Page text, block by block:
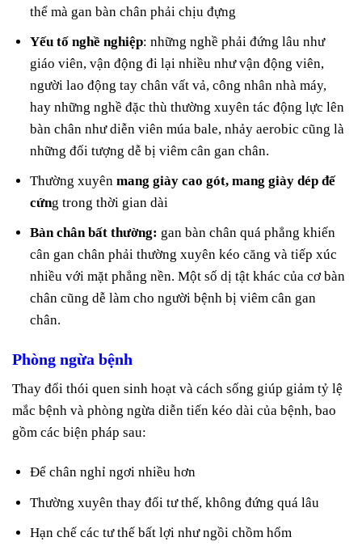
thể mà gan bàn chân phải chịu đựng
Yếu tố nghề nghiệp: những nghề phải đứng lâu như
giáo viên, vận động đi lại nhiều như vận động viên,
người lao động tay chân vất vả, công nhân nhà máy,
hay những nghề đặc thù thường xuyên tác động lực lên
bàn chân như diễn viên múa bale, nhảy aerobic cũng là
những đối tượng dễ bị viêm cân gan chân.
Thường xuyênmang giày cao gót, mang giày dép đế
cứng trong thời gian dài
Bàn chân bất thường: gan bàn chân quá phẳng khiến
cân gan chân phải thường xuyên kéo căng và tiếp xúc
nhiều với mặt phẳng nền. Một số dị tật khác của cơ bàn
chân cũng dễ làm cho người bệnh bị viêm cân gan
chân.
Phòng ngừa bệnh
Thay đổi thói quen sinh hoạt và cách sống giúp giảm tỷ lệ
mắc bệnh và phòng ngừa diễn tiến kéo dài của bệnh, bao
gồm các biện pháp sau:
Để chân nghỉ ngơi nhiều hơn
Thường xuyên thay đổi tư thế, không đứng quá lâu
Hạn chế các tư thế bất lợi như ngồi chồm hổm